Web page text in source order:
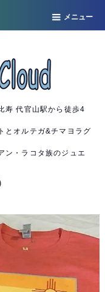
メニュー
寿 代官山駅から徒歩4
とオルテガ&チマヨラグ
ン・ラコタ族のジュエ